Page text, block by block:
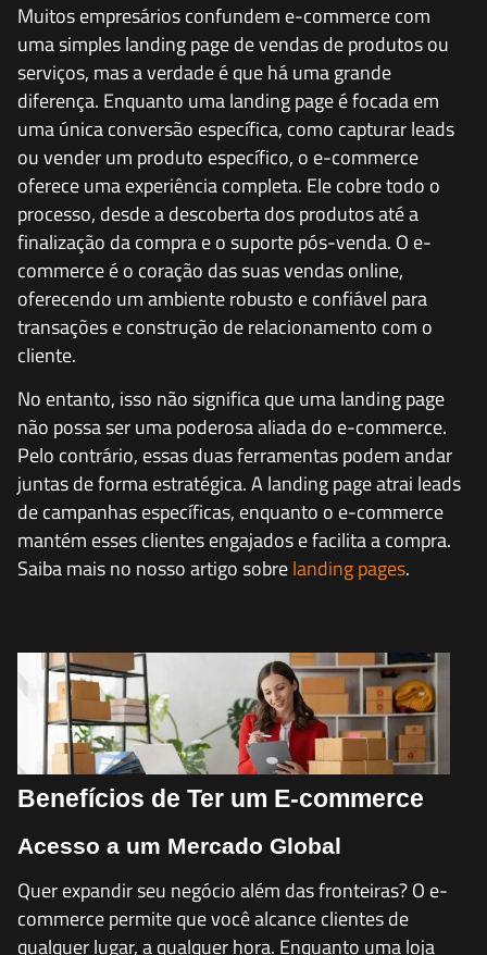
Muitos empresários confundem e-commerce com
uma simples landing page de vendas de produtos ou
serviços, mas a verdade é que há uma grande
diferença. Enquanto uma landing page é focada em
uma única conversão específica, como capturar leads
ou vender um produto específico, o e-commerce
oferece uma experiência completa. Ele cobre todo o
processo, desde a descoberta dos produtos até a
finalização da compra e o suporte pós-venda. O e-
commerce é o coração das suas vendas online,
oferecendo um ambiente robusto e confiável para
transações e construção de relacionamento com o
cliente.
No entanto, isso não significa que uma landing page
não possa ser uma poderosa aliada do e-commerce.
Pelo contrário, essas duas ferramentas podem andar
juntas de forma estratégica. A landing page atrai leads
de campanhas específicas, enquanto o e-commerce
mantém esses clientes engajados e facilita a compra.
Saiba mais no nosso artigo sobrelanding pages.
Benefícios de Ter um E-commerce
Acesso a um Mercado Global
Quer expandir seu negócio além das fronteiras? O e-
commerce permite que você alcance clientes de
qualquer lugar, a qualquer hora. Enquanto uma loja